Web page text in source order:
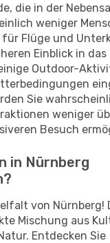
die in der
weniger
für Flüge und
Einblick in das
Outdoor-
Sie
weniger
Besuch
in Nürnberg
von Nürnberg!
Mischung aus
Entdecken Sie